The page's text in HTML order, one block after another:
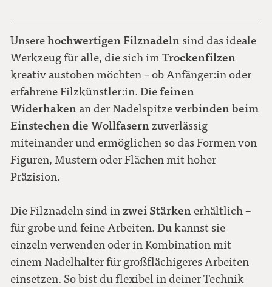
Unserehochwertigen Filznadeln sind das ideale
Werkzeug für alle, die sich imTrockenfilzen
kreativ austoben möchten – ob Anfänger:in oder
erfahrene Filzkünstler:in. Diefeinen
Widerhaken an der Nadelspitzeverbinden beim
Einstechen die Wollfasern zuverlässig
miteinander und ermöglichen so das Formen von
Figuren, Mustern oder Flächen mit hoher
Präzision.
Die Filznadeln sind inzwei Stärken erhältlich –
für grobe und feine Arbeiten. Du kannst sie
einzeln verwenden oder in Kombination mit
einem Nadelhalter für großflächigeres Arbeiten
einsetzen. So bist du flexibel in deiner Technik